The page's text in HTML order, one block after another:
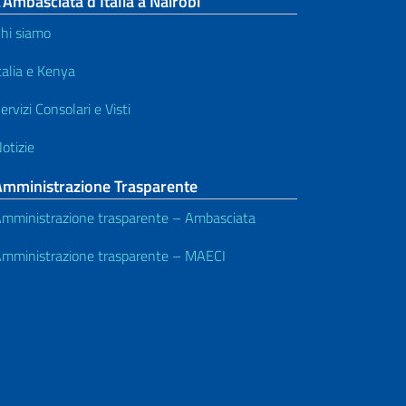
siamo
e Kenya
Consolari e Visti
Trasparente
trasparente – Ambasciata
trasparente – MAECI